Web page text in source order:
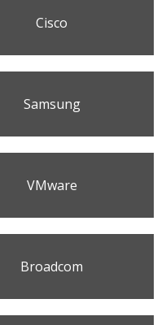
Cisco
Samsung
VMware
Broadcom